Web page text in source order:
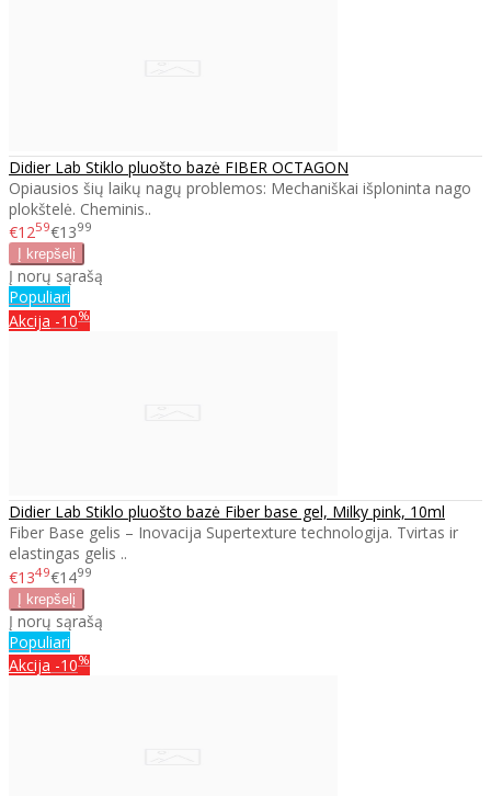
Didier Lab Stiklo pluošto bazė FIBER OCTAGON
Opiausios šių laikų nagų problemos: Mechaniškai išploninta nago
plokštelė. Cheminis..
€1259€1399
Į norų sąrašą
Populiari
Akcija -10%
Didier Lab Stiklo pluošto bazė Fiber base gel, Milky pink, 10ml
Fiber Base gelis – Inovacija Supertexture technologija. Tvirtas ir
elastingas gelis ..
€1349€1499
Į norų sąrašą
Populiari
Akcija -10%